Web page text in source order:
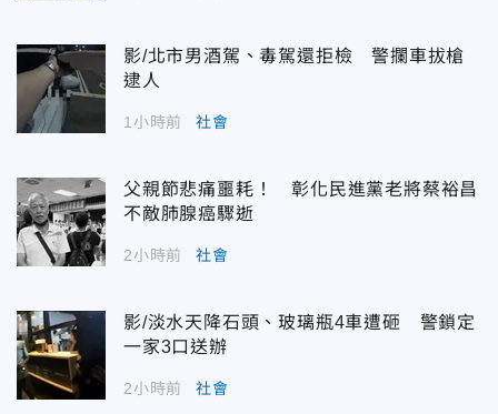
影/北市男酒駕、毒駕還拒檢 警攔車拔槍
逮人
1小時前 社會
父親節悲痛噩耗！ 彰化民進黨老將蔡裕昌
不敵肺腺癌驟逝
2小時前 社會
影/淡水天降石頭、玻璃瓶4車遭砸 警鎖定
一家3口送辦
2小時前 社會